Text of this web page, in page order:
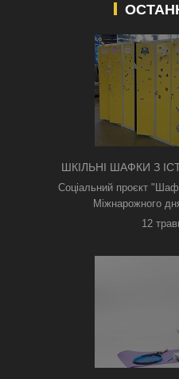
ШКІЛЬНІ ШАФКИ З
Соціальний проєкт
Міжнарожного
12